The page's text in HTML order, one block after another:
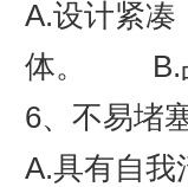
A.设计紧凑
体。 B.占
6、不易堵
A.具有自我